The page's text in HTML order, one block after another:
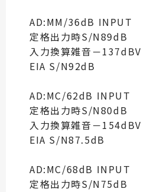
AD:MM/36dB INPUT
定格出力時S/N89dB
入力換算雑音－137dBV
EIA S/N92dB
AD:MC/62dB INPUT
定格出力時S/N80dB
入力換算雑音－154dBV
EIA S/N87.5dB
AD:MC/68dB INPUT
定格出力時S/N75dB